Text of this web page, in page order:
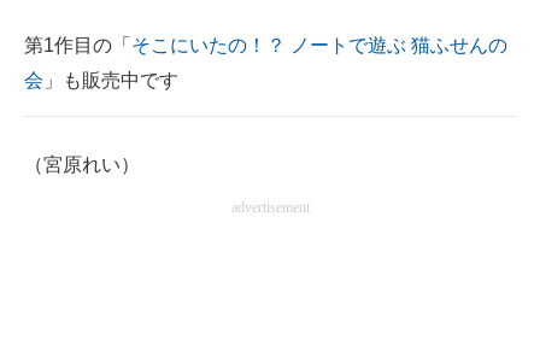
第1作目の「 そこにいたの！？ ノートで遊ぶ 猫ふせんの
会 」も販売中です
（宮原れい）
advertisement